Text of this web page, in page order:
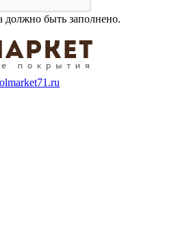
должно быть заполнено.